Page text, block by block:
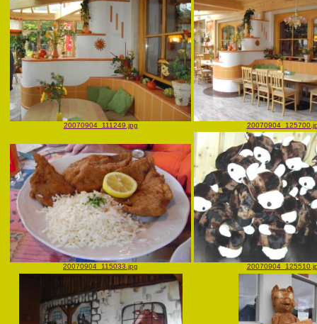
20070904_111249.jpg
20070904_115033.jpg